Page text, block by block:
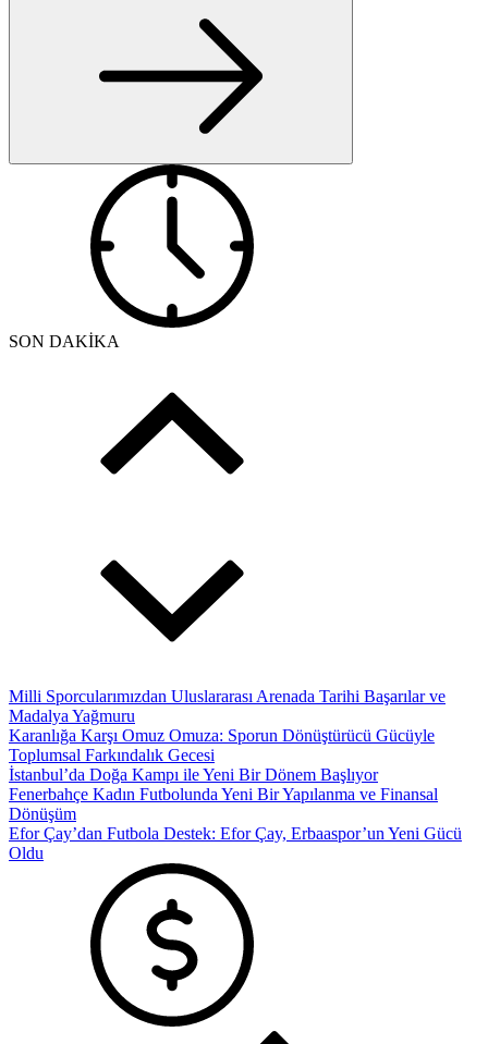
SON DAKİKA
Milli Sporcularımızdan Uluslararası Arenada Tarihi Başarılar ve
Madalya Yağmuru
Karanlığa Karşı Omuz Omuza: Sporun Dönüştürücü Gücüyle
Toplumsal Farkındalık Gecesi
İstanbul’da Doğa Kampı ile Yeni Bir Dönem Başlıyor
Fenerbahçe Kadın Futbolunda Yeni Bir Yapılanma ve Finansal
Dönüşüm
Efor Çay’dan Futbola Destek: Efor Çay, Erbaaspor’un Yeni Gücü
Oldu